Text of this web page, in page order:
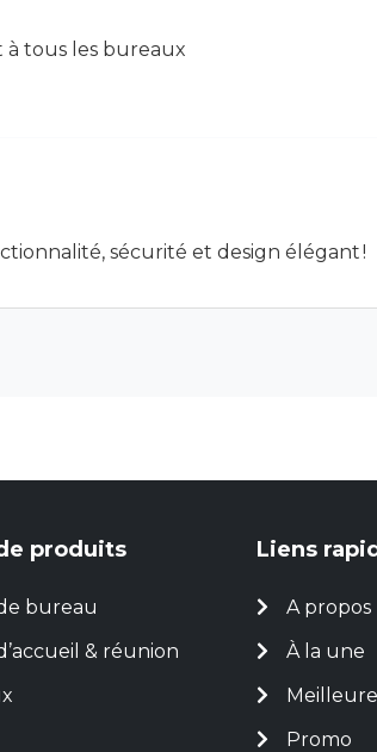
à tous les bureaux
sécurité et design élégant !
produits
bureau
& réunion
Liens
A propos
À la une
Promo